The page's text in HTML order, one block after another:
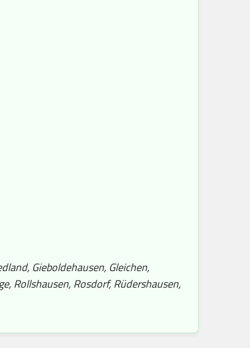
Gieboldehausen, Gleichen,
Rollshausen, Rosdorf, Rüdershausen,